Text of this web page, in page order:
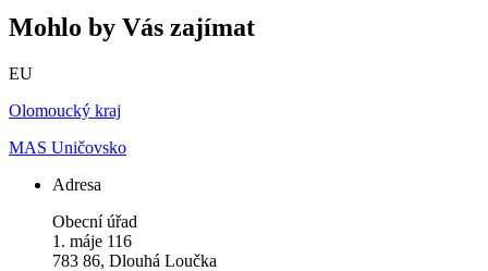
Mohlo by Vás zajímat
EU
Olomoucký kraj
MAS Uničovsko
Adresa
Obecní úřad
1. máje 116
783 86, Dlouhá Loučka